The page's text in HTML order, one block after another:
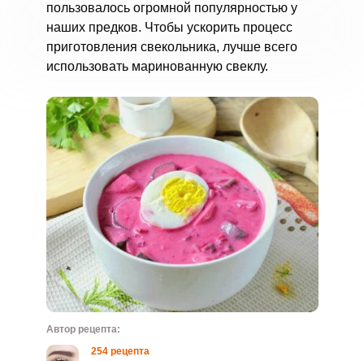
пользовалось огромной популярностью у
наших предков. Чтобы ускорить процесс
приготовления свекольника, лучше всего
использовать маринованную свеклу.
Автор рецепта:
254 рецепта